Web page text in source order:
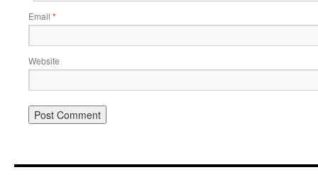
Email *
Website